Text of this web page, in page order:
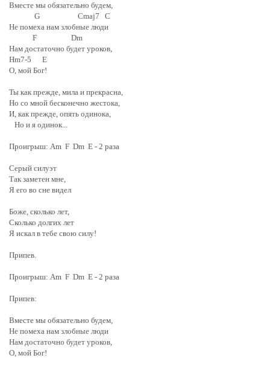
Вместе мы обязательно будем,
G Cmaj7 C
Не помеха нам злобные люди
F Dm
Нам достаточно будет уроков,
Hm7-5 E
О, мой Бог!
Ты как прежде, мила и прекрасна,
Но со мной бесконечно жестока,
И, как прежде, опять одинока,
Но и я одинок...
Проигрыш: Am F Dm E - 2 раза
Серый силуэт
Так заметен мне,
Я его во сне видел
Боже, сколько лет,
Сколько долгих лет
Я искал в тебе свою силу!
Припев.
Проигрыш: Am F Dm E - 2 раза
Припев:
Вместе мы обязательно будем,
Не помеха нам злобные люди
Нам достаточно будет уроков,
О, мой Бог!